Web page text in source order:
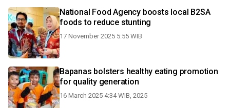
National Food Agency boosts local B2SA
foods to reduce stunting
17 November 2025 5:55 WIB
Bapanas bolsters healthy eating promotion
for quality generation
16 March 2025 4:34 WIB, 2025